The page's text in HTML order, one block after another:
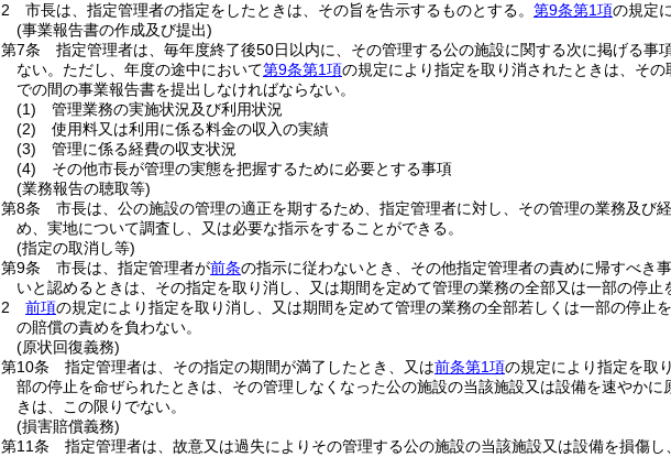
2
市長は、指定管理者の指定をしたときは、その旨を告示するものとする。 第9条第1項の規定
(事業報告書の作成及び提出)
第7条
指定管理者は、毎年度終了後50日以内に、その管理する公の施設に関する次に掲げる事
ない。 ただし、年度の途中において第9条第1項の規定により指定を取り消されたときは、そ
での間の事業報告書を提出しなければならない。
(1)
管理業務の実施状況及び利用状況
(2)
使用料又は利用に係る料金の収入の実績
(3)
管理に係る経費の収支状況
(4)
その他市長が管理の実態を把握するために必要とする事項
(業務報告の聴取等)
第8条
市長は、公の施設の管理の適正を期するため、指定管理者に対し、その管理の業務及び
め、実地について調査し、又は必要な指示をすることができる。
(指定の取消し等)
第9条
市長は、指定管理者が前条の指示に従わないとき、その他指定管理者の責めに帰すべき
いと認めるときは、その指定を取り消し、又は期間を定めて管理の業務の全部又は一部の停止
2
前項の規定により指定を取り消し、又は期間を定めて管理の業務の全部若しくは一部の停止
の賠償の責めを負わない。
(原状回復義務)
第10条
指定管理者は、その指定の期間が満了したとき、又は前条第1項の規定により指定を取
部の停止を命ぜられたときは、その管理しなくなった公の施設の当該施設又は設備を速やかに
きは、この限りでない。
(損害賠償義務)
第11条
指定管理者は、故意又は過失によりその管理する公の施設の当該施設又は設備を損傷